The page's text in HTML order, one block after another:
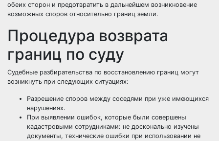
обеих сторон и предотвратить в дальнейшем возникновение
возможных споров относительно границ земли.
Процедура возврата
границ по суду
Судебные разбирательства по восстановлению границ могут
возникнуть при следующих ситуациях:
Разрешение споров между соседями при уже имеющихся
нарушениях.
При выявлении ошибок, которые были совершены
кадастровыми сотрудниками: не досконально изучены
документы, технические ошибки при использовании не